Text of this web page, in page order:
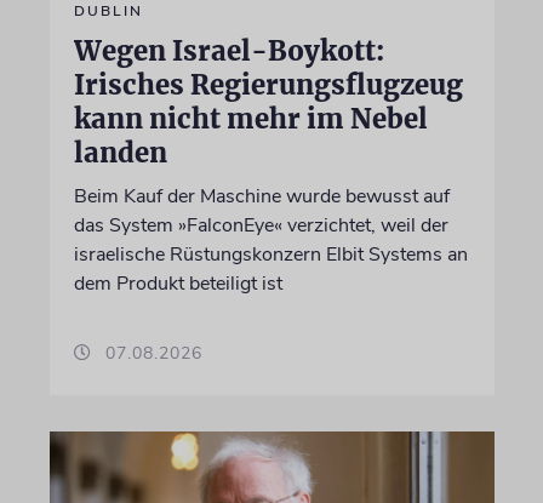
DUBLIN
Wegen Israel-Boykott:
Irisches Regierungsflugzeug
kann nicht mehr im Nebel
landen
Beim Kauf der Maschine wurde bewusst auf
das System »FalconEye« verzichtet, weil der
israelische Rüstungskonzern Elbit Systems an
dem Produkt beteiligt ist
07.08.2026